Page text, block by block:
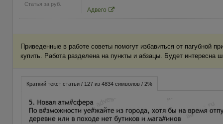
Статья за руб.
Адвего
Приведенные в работе советы помогут избавиться от пагубной
купить. Работа разделена на пункты и абзацы. Будет интересна
Краткий текст статьи / 127 из 4834 символов / 2%